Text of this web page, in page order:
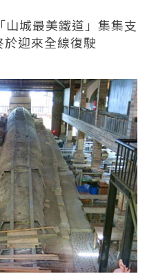
城最美鐵道」集集支
迎來全線復駛